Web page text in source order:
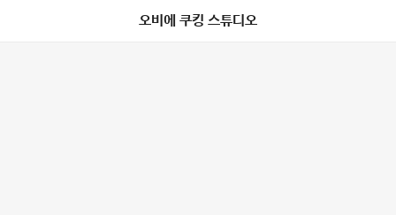
오비에 쿠킹 스튜디오